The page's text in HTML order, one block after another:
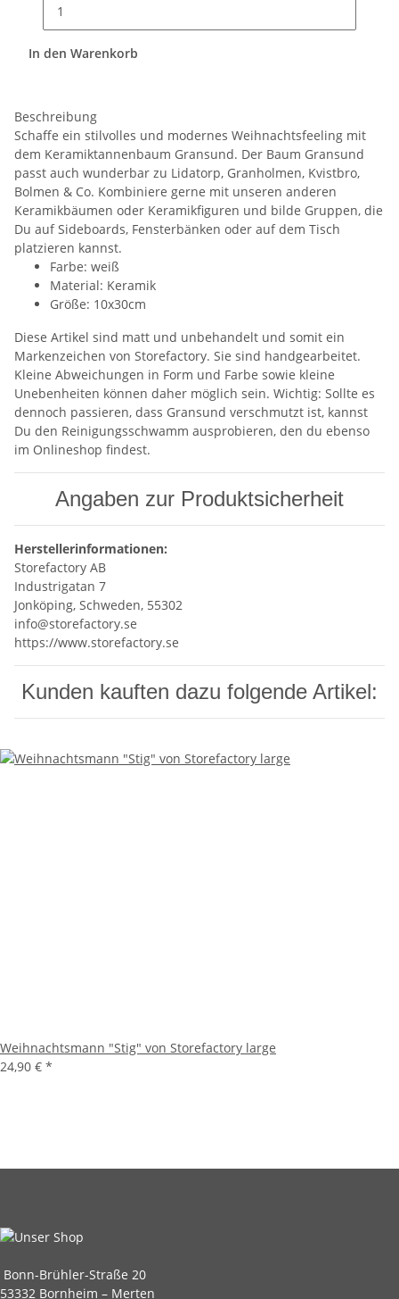
In den Warenkorb
Beschreibung
Schaffe ein stilvolles und modernes Weihnachtsfeeling mit
dem Keramiktannenbaum Gransund. Der Baum Gransund
passt auch wunderbar zu Lidatorp, Granholmen, Kvistbro,
Bolmen & Co. Kombiniere gerne mit unseren anderen
Keramikbäumen oder Keramikfiguren und bilde Gruppen, die
Du auf Sideboards, Fensterbänken oder auf dem Tisch
platzieren kannst.
Farbe: weiß
Material: Keramik
Größe: 10x30cm
Diese Artikel sind matt und unbehandelt und somit ein
Markenzeichen von Storefactory. Sie sind handgearbeitet.
Kleine Abweichungen in Form und Farbe sowie kleine
Unebenheiten können daher möglich sein. Wichtig: Sollte es
dennoch passieren, dass Gransund verschmutzt ist, kannst
Du den Reinigungsschwamm ausprobieren, den du ebenso
im Onlineshop findest.
Angaben zur Produktsicherheit
Herstellerinformationen:
Storefactory AB
Industrigatan 7
Jonköping, Schweden, 55302
info@storefactory.se
https://www.storefactory.se
Kunden kauften dazu folgende Artikel:
Weihnachtsmann "Stig" von Storefactory large
24,90 € *
Bonn-Brühler-Straße 20
53332 Bornheim – Merten